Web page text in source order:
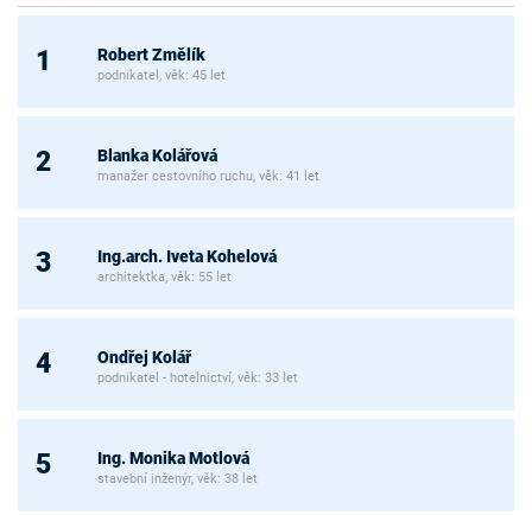
1 Robert Změlík
podnikatel, věk: 45 let
2 Blanka Kolářová
manažer cestovního ruchu, věk: 41 let
3 Ing.arch. Iveta Kohelová
architektka, věk: 55 let
4 Ondřej Kolář
podnikatel - hotelnictví, věk: 33 let
5 Ing. Monika Motlová
stavební inženýr, věk: 38 let